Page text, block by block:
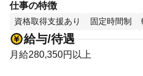
仕事の特徴
資格取得支援あり 固定時間制
給与/待遇
月給280,350円以上